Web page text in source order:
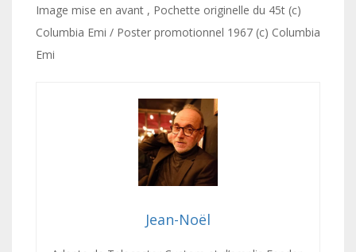
Image mise en avant , Pochette originelle du 45t (c)
Columbia Emi / Poster promotionnel 1967 (c) Columbia
Emi
Jean-Noël